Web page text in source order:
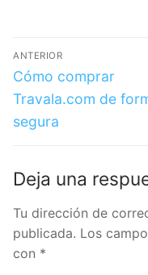
ANTERIOR
Cómo comprar
Travala.com de
segura
Deja una
Tu dirección de
publicada. Los
con *